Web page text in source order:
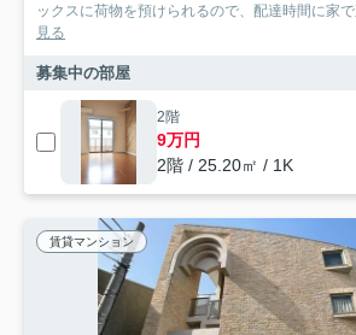
ックスに荷物を預けられるので、配達時間に家
見る
募集中の部屋
2階
9万円
2階 / 25.20㎡ / 1K
賃貸マンション